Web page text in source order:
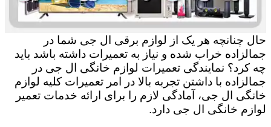
حال چنانچه هر یک از لوازم برقی ال جی شما در
جمالزاده خراب شده و نیاز به تعمیرات داشته باشد باید
چه کرد؟ نمایندگی تعمیرات لوازم خانگی ال جی در
جمالزاده با داشتن تجربه بالا در امر تعمیرات کلیه لوازم
خانگی ال جی، آمادگی لازم را برای ارائه خدمات تعمیر
لوازم خانگی ال جی دارد.